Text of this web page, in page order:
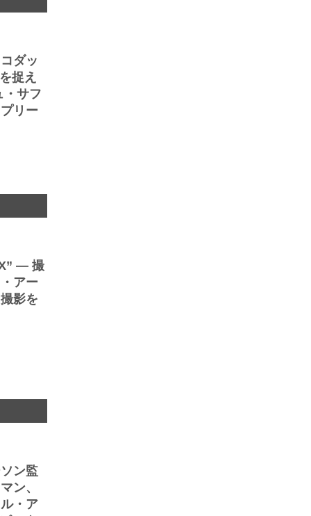
ダッ
捉え
・サフ
リー
― 撮
アー
影を
ン監
ン、
・ア